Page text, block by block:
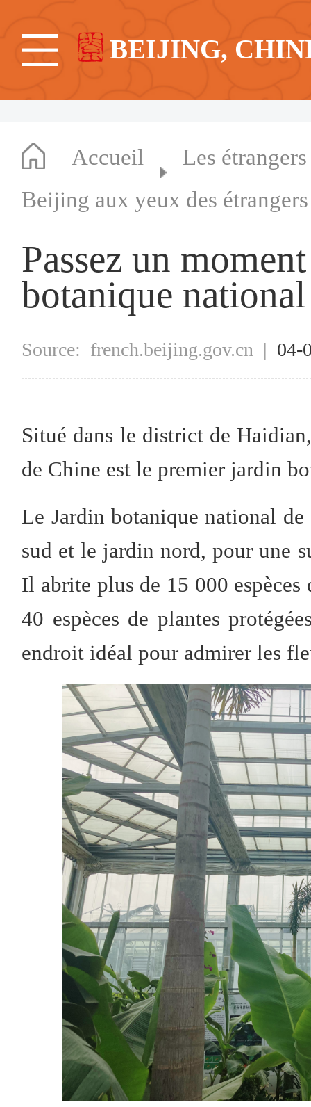
BEIJING,
Accueil
Les
Beijing aux yeux des étrangers
Passez un
botanique
Source: french.beijing.gov.cn | 04-
Situé dans le district de
de Chine est le premier jardin
Le Jardin botanique national
sud et le jardin nord, pour une
Il abrite plus de 15 000 espèces
40 espèces de plantes
endroit idéal pour admirer les